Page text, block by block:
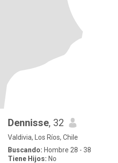
Dennisse, 32
Valdivia, Los Ríos, Chile
Buscando: Hombre 28 - 38
Tiene Hijos: No